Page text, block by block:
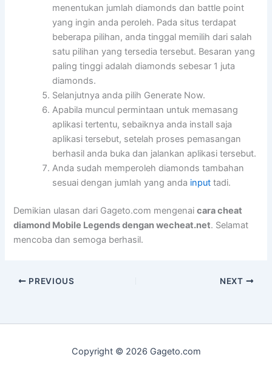
menentukan jumlah diamonds dan battle point
yang ingin anda peroleh. Pada situs terdapat
beberapa pilihan, anda tinggal memilih dari salah
satu pilihan yang tersedia tersebut. Besaran yang
paling tinggi adalah diamonds sebesar 1 juta
diamonds.
Selanjutnya anda pilih Generate Now.
Apabila muncul permintaan untuk memasang
aplikasi tertentu, sebaiknya anda install saja
aplikasi tersebut, setelah proses pemasangan
berhasil anda buka dan jalankan aplikasi tersebut.
Anda sudah memperoleh diamonds tambahan
sesuai dengan jumlah yang anda input tadi.
Demikian ulasan dari Gageto.com mengenaicara cheat
diamond Mobile Legends dengan wecheat.net. Selamat
mencoba dan semoga berhasil.
PREVIOUS NEXT
Copyright © 2026 Gageto.com